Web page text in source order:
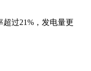
过21%，发电量更